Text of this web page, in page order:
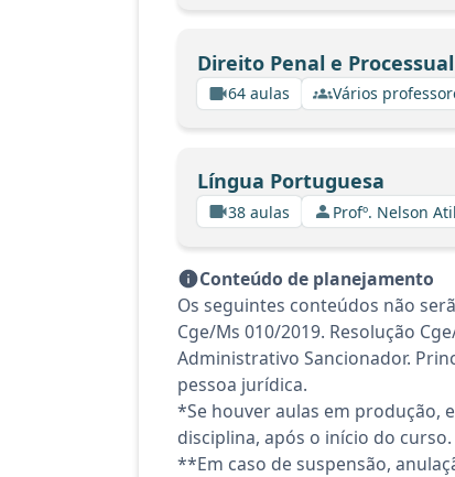
Direito Penal e
64 aulas Vários
Língua Portuguesa
38 aulas Profº. Nelson
Conteúdo de planejamento
Os seguintes conteúdos não
Cge/Ms 010/2019. Resolução
Administrativo Sancionador.
pessoa jurídica.
*Se houver aulas em produção,
disciplina, após o início do curso.
**Em caso de suspensão,